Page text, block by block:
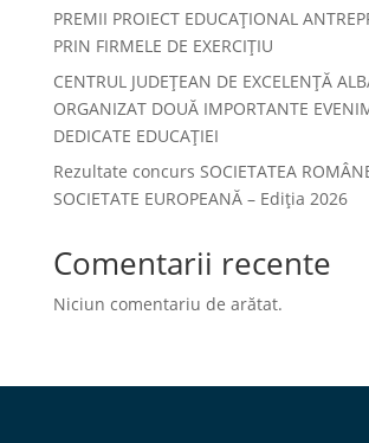
PREMII PROIECT EDUCAȚIONAL
PRIN FIRMELE DE EXERCIȚIU
CENTRUL JUDEȚEAN DE EXCELENȚĂ
ORGANIZAT DOUĂ IMPORTANTE
DEDICATE EDUCAȚIEI
Rezultate concurs SOCIETATEA
SOCIETATE EUROPEANĂ – Ediția 2026
Comentarii recente
Niciun comentariu de arătat.